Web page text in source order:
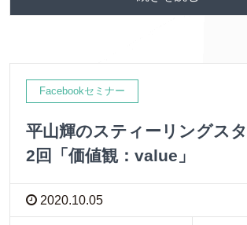
Facebookセミナー
平山輝のスティーリングス
2回「価値観：value」
2020.10.05